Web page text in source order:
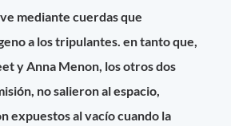
mediante cuerdas que
a los tripulantes. en tanto que,
y Anna Menon, los otros dos
no salieron al espacio,
expuestos al vacío cuando la